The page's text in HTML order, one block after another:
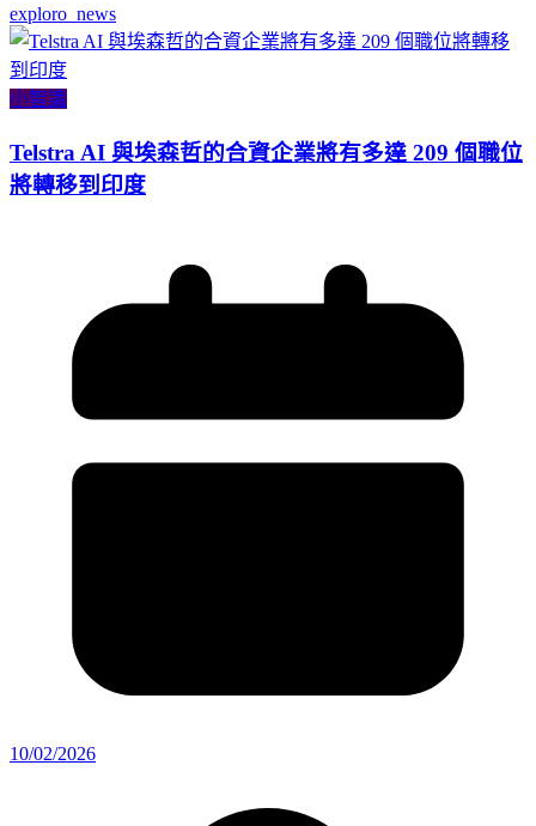
exploro_news
小智識
Telstra AI 與埃森哲的合資企業將有多達 209 個職位
將轉移到印度
10/02/2026